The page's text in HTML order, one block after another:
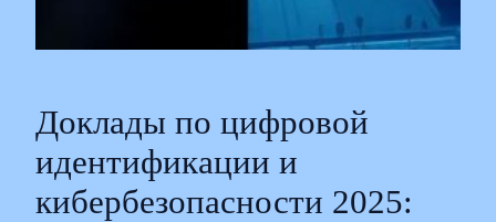
Доклады по цифровой
идентификации и
кибербезопасности 2025: